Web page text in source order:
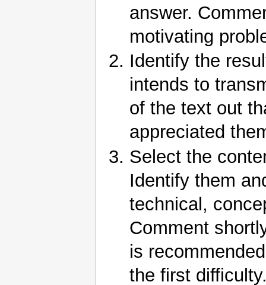
answer.
motivating
Identify the
intends to
of the text out
appreciated
Select the
Identify them
technical,
Comment
is
the first